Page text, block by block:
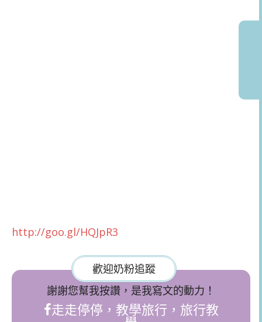
http://goo.gl/HQJpR3
歡迎奶粉追蹤
謝謝您幫我按讚，是我寫文的動力！
走走停停，教學旅行，旅行教